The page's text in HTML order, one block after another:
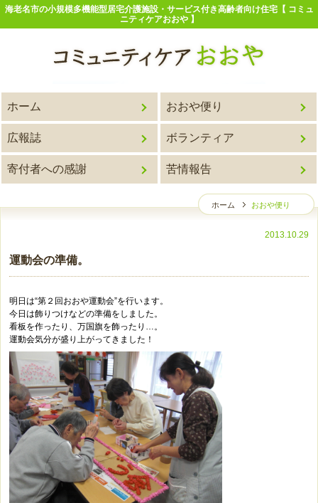
海老名市の小規模多機能型居宅介護施設・サービス付き高齢者向け住宅【 コミュ
ニティケアおおや 】
ホーム おおや便り
広報誌 ボランティア
寄付者への感謝 苦情報告
ホーム おおや便り
2013.10.29
運動会の準備。
明日は“第２回おおや運動会”を行います。
今日は飾りつけなどの準備をしました。
看板を作ったり、万国旗を飾ったり…。
運動会気分が盛り上がってきました！